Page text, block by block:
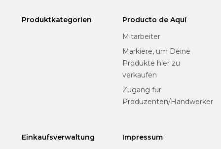
Produktkategorien
Producto de Aquí
Mitarbeiter
Markiere, um Deine
Produkte hier zu
verkaufen
Zugang für
Produzenten/Handwerker
Einkaufsverwaltung
Impressum